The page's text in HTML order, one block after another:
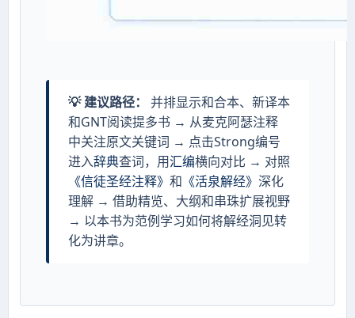
💡 建议路径：
并排显示和合本、新译本
和GNT阅读提多书 → 从麦克阿瑟注释
中关注原文关键词 → 点击Strong编号
进入辞典查词，用汇编横向对比 → 对照
《信徒圣经注释》 和 《活泉解经》 深化
理解 → 借助精览、大纲和串珠扩展视野
→ 以本书为范例学习如何将解经洞见转
化为讲章。